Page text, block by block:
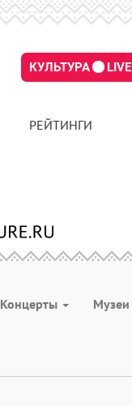
КУЛЬТУРА LIVE
РЕЙТИНГИ
Концерты Музеи